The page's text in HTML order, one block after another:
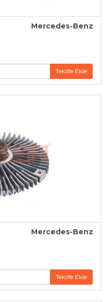
Mercedes-Benz
Teklife Ekle
Mercedes-Benz
Teklife Ekle